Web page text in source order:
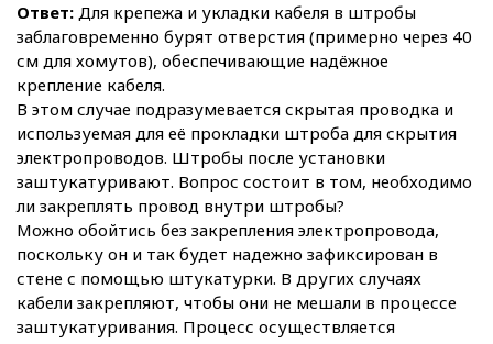
Ответ: Для крепежа и укладки кабеля в штробы
заблаговременно бурят отверстия (примерно через 40
см для хомутов), обеспечивающие надёжное
крепление кабеля.
В этом случае подразумевается скрытая проводка и
используемая для её прокладки штроба для скрытия
электропроводов. Штробы после установки
заштукатуривают. Вопрос состоит в том, необходимо
ли закреплять провод внутри штробы?
Можно обойтись без закрепления электропровода,
поскольку он и так будет надежно зафиксирован в
стене с помощью штукатурки. В других случаях
кабели закрепляют, чтобы они не мешали в процессе
заштукатуривания. Процесс осуществляется